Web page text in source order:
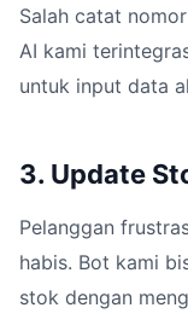
Salah catat
AI kami
untuk input data
3. Update
Pelanggan
habis. Bot kami
stok dengan